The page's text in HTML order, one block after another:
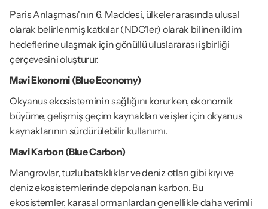
Paris Anlaşması'nın 6. Maddesi, ülkeler arasında ulusal
olarak belirlenmiş katkılar (NDC'ler) olarak bilinen iklim
hedeflerine ulaşmak için gönüllü uluslararası işbirliği
çerçevesini oluşturur.
Mavi Ekonomi (Blue Economy)
Okyanus ekosisteminin sağlığını korurken, ekonomik
büyüme, gelişmiş geçim kaynakları ve işler için okyanus
kaynaklarının sürdürülebilir kullanımı.
Mavi Karbon (Blue Carbon)
Mangrovlar, tuzlu bataklıklar ve deniz otları gibi kıyı ve
deniz ekosistemlerinde depolanan karbon. Bu
ekosistemler, karasal ormanlardan genellikle daha verimli